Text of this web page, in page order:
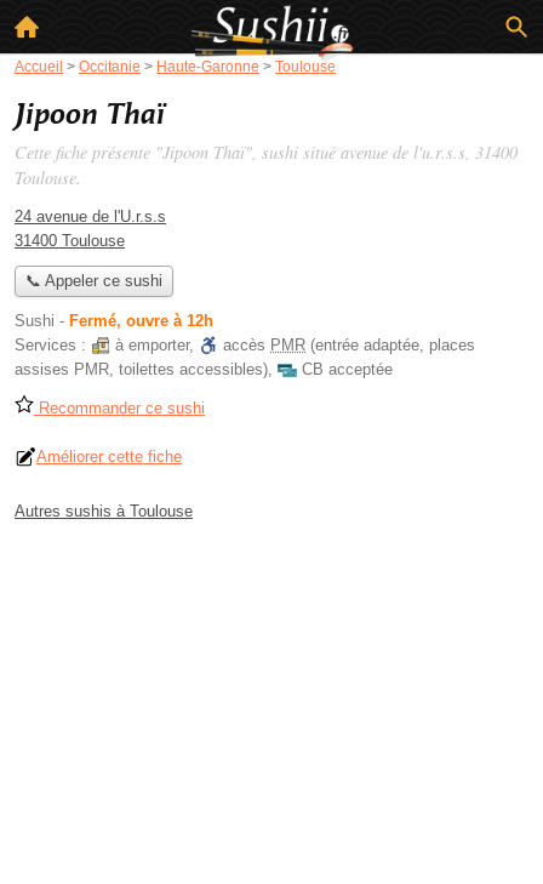
Accueil > Occitanie > Haute-Garonne > Toulouse
Jipoon Thaï
Cette fiche présente "Jipoon Thaï", sushi situé avenue de l'u.r.s.s, 31400
Toulouse.
24 avenue de l'U.r.s.s
31400 Toulouse
📞 Appeler ce sushi
Sushi - Fermé, ouvre à 12h
Services :
à emporter, accès PMR (entrée adaptée, places
assises PMR, toilettes accessibles), CB acceptée
Recommander ce sushi
Améliorer cette fiche
Autres sushis à Toulouse